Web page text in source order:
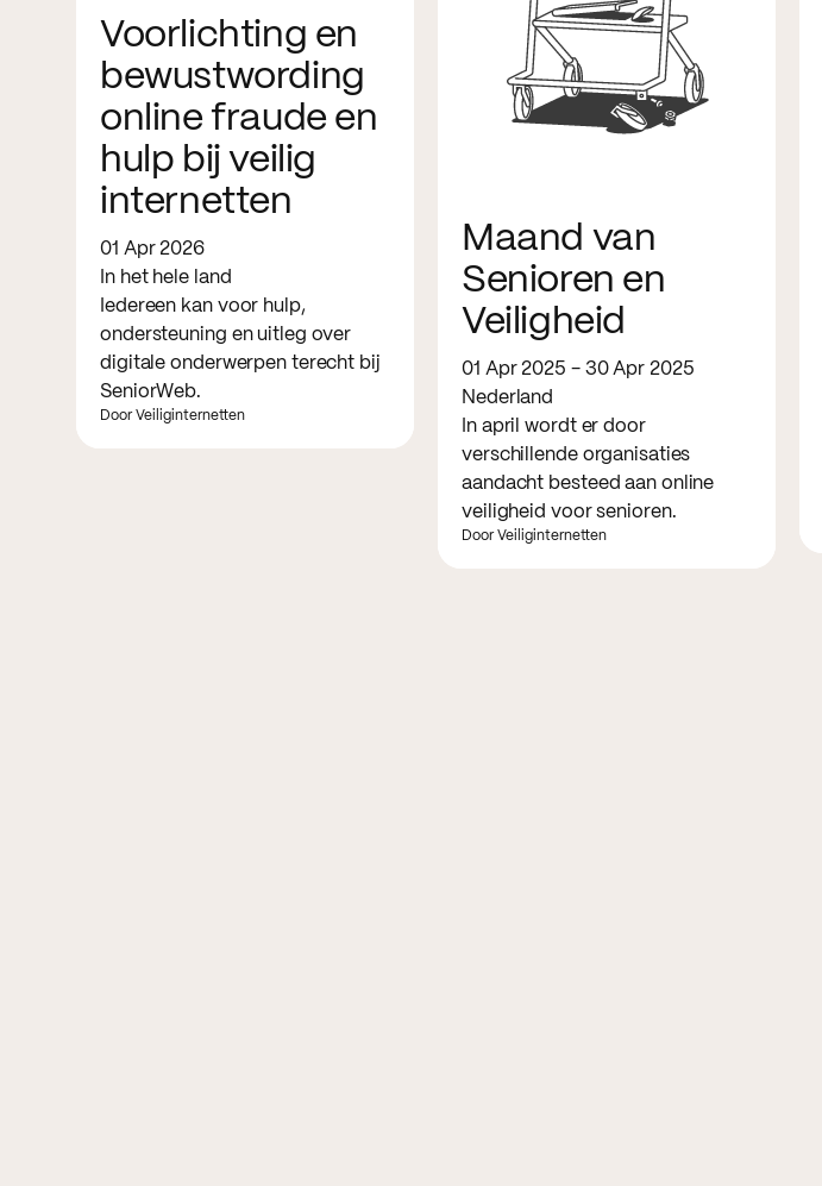
Maand van
Senioren en
Veiligheid
01 Apr 2025 - 30 Apr 2025
Nederland
In april wordt er door
verschillende organisaties
aandacht besteed aan online
veiligheid voor senioren.
Door Veiliginternetten
Voorlichting en
bewustwording
online fraude en
hulp bij veilig
internetten
01 Apr 2026
In het hele land
Iedereen kan voor hulp,
ondersteuning en uitleg over
digitale onderwerpen terecht bij
SeniorWeb.
Door Veiliginternetten